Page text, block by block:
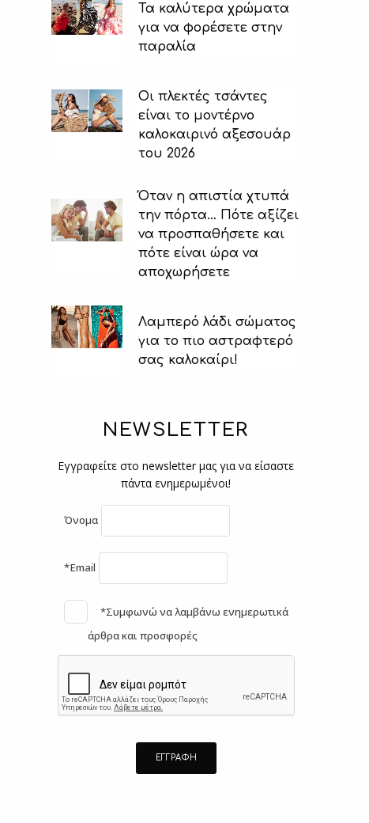
Τα καλύτερα χρώματα
για να φορέσετε στην
παραλία
Οι πλεκτές τσάντες
είναι το μοντέρνο
καλοκαιρινό αξεσουάρ
του 2026
Όταν η απιστία χτυπά
την πόρτα… Πότε αξίζει
να προσπαθήσετε και
πότε είναι ώρα να
αποχωρήσετε
Λαμπερό λάδι σώματος
για το πιο αστραφτερό
σας καλοκαίρι!
NEWSLETTER
Εγγραφείτε στο newsletter μας για να είσαστε
πάντα ενημερωμένοι!
Όνομα
*Email
*Συμφωνώ να λαμβάνω ενημερωτικά
άρθρα και προσφορές